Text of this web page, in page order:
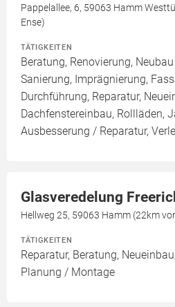
Pappelallee, 6, 59063 Hamm
Ense)
TÄTIGKEITEN
Beratung, Renovierung,
Sanierung, Imprägnierung,
Durchführung, Reparatur,
Dachfenstereinbau, Rollläden,
Ausbesserung / Reparatur,
Glasveredelung
Hellweg 25, 59063 Hamm (22km
TÄTIGKEITEN
Reparatur, Beratung,
Planung / Montage